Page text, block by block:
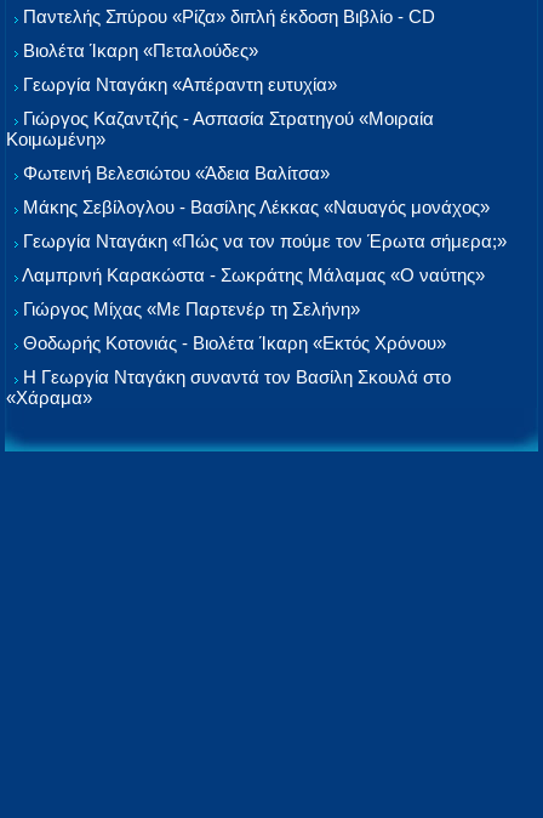
Παντελής Σπύρου «Ρίζα» διπλή έκδοση Βιβλίο - CD
Βιολέτα Ίκαρη «Πεταλούδες»
Γεωργία Νταγάκη «Aπέραντη ευτυχία»
Γιώργος Καζαντζής - Ασπασία Στρατηγού «Μοιραία
Κοιμωμένη»
Φωτεινή Βελεσιώτου «Άδεια Βαλίτσα»
Μάκης Σεβίλογλου - Βασίλης Λέκκας «Ναυαγός μονάχος»
Γεωργία Νταγάκη «Πώς να τον πούμε τον Έρωτα σήμερα;»
Λαμπρινή Καρακώστα - Σωκράτης Μάλαμας «Ο ναύτης»
Γιώργος Μίχας «Με Παρτενέρ τη Σελήνη»
Θοδωρής Κοτονιάς - Βιολέτα Ίκαρη «Εκτός Χρόνου»
Η Γεωργία Νταγάκη συναντά τον Βασίλη Σκουλά στο
«Χάραμα»